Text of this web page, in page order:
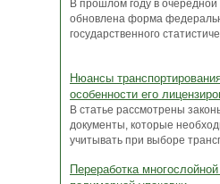
В прошлом году в
обновлена форма
государственного
Нюансы
особенности его
В статье рассмотрены
документы, которые
учитывать при выборе
Переработка многослойной